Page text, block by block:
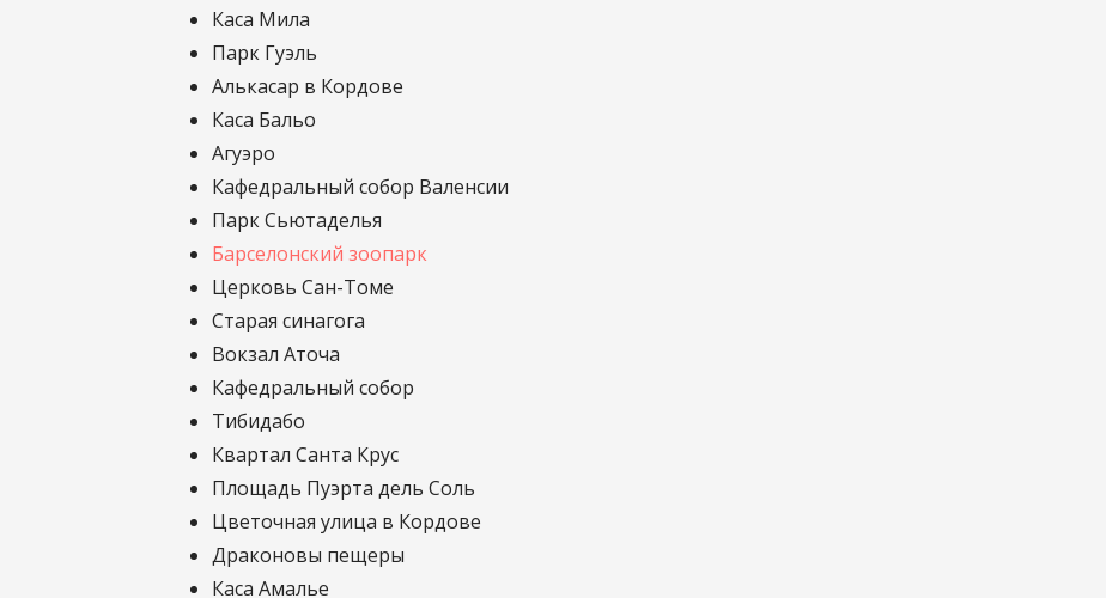
Каса Мила
Парк Гуэль
Алькасар в Кордове
Каса Бальо
Агуэро
Кафедральный собор Валенсии
Парк Сьютаделья
Барселонский зоопарк
Церковь Сан-Томе
Старая синагога
Вокзал Аточа
Кафедральный собор
Тибидабо
Квартал Санта Крус
Площадь Пуэрта дель Соль
Цветочная улица в Кордове
Драконовы пещеры
Каса Амалье